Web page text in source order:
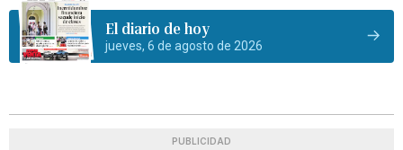
El diario de hoy
jueves, 6 de agosto de 2026
PUBLICIDAD